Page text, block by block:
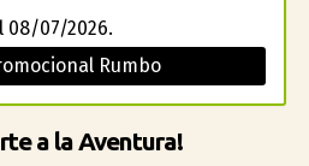
08/07/2026.
Rumbo
a la Aventura!